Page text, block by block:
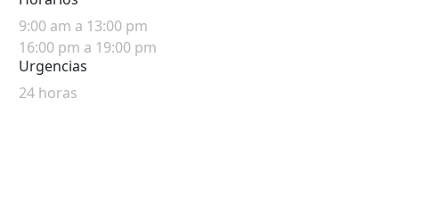
9:00 am a 13:00 pm
16:00 pm a 19:00 pm
Urgencias
24 horas